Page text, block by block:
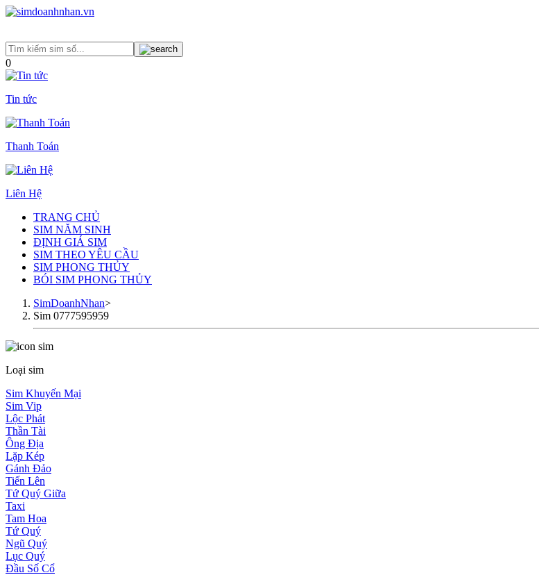
0
Tin tức
Thanh Toán
Liên Hệ
TRANG CHỦ
SIM NĂM SINH
ĐỊNH GIÁ SIM
SIM THEO YÊU CẦU
SIM PHONG THỦY
BÓI SIM PHONG THỦY
SimDoanhNhan>
Sim 0777595959
Loại sim
Sim Khuyến Mại
Sim Vip
Lộc Phát
Thần Tài
Ông Địa
Lặp Kép
Gánh Đảo
Tiến Lên
Tứ Quý Giữa
Taxi
Tam Hoa
Tứ Quý
Ngũ Quý
Lục Quý
Đầu Số Cổ